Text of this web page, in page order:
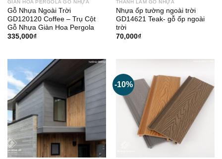
GIÀN HOA PERGOLA GỖ NHỰA
Gỗ Nhựa Ngoài Trời
GD120120 Coffee – Trụ Cột
Gỗ Nhựa Giàn Hoa Pergola
335,000₫
THANH LAM GỖ NHỰA
Nhựa ốp tường ngoài trời
GD14621 Teak- gỗ ốp ngoài
trời
70,000₫
-10%